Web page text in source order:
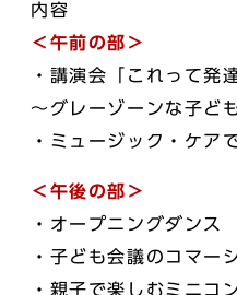
内容
＜午前の部＞
・講演会「これって発
～グレーゾーンな子ど
・ミュージック・ケア
＜午後の部＞
・オープニングダンス
・子ども会議のコマー
・親子で楽しむミニコ